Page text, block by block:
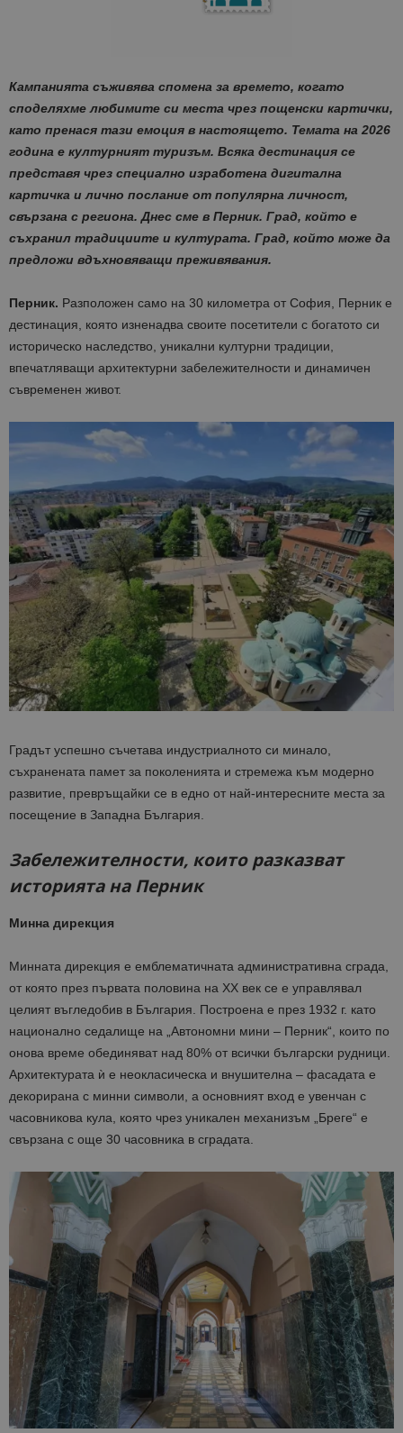
Кампанията съживява спомена за времето, когато
споделяхме любимите си места чрез пощенски картички,
като пренася тази емоция в настоящето. Темата на 2026
година е културният туризъм. Всяка дестинация се
представя чрез специално изработена дигитална
картичка и лично послание от популярна личност,
свързана с региона. Днес сме в Перник. Град, който е
съхранил традициите и културата. Град, който може да
предложи вдъхновяващи преживявания.
Перник. Разположен само на 30 километра от София, Перник е
дестинация, която изненадва своите посетители с богатото си
историческо наследство, уникални културни традиции,
впечатляващи архитектурни забележителности и динамичен
съвременен живот.
Градът успешно съчетава индустриалното си минало,
съхранената памет за поколенията и стремежа към модерно
развитие, превръщайки се в едно от най-интересните места за
посещение в Западна България.
Забележителности, които разказват
историята на Перник
Минна дирекция
Минната дирекция е емблематичната административна сграда,
от която през първата половина на XX век се е управлявал
целият въгледобив в България. Построена е през 1932 г. като
национално седалище на „Автономни мини – Перник“, които по
онова време обединяват над 80% от всички български рудници.
Архитектурата ѝ е неокласическа и внушителна – фасадата е
декорирана с минни символи, а основният вход е увенчан с
часовникова кула, която чрез уникален механизъм „Бреге“ е
свързана с още 30 часовника в сградата.